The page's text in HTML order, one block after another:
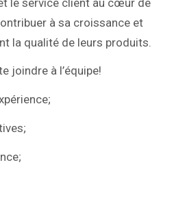
à sa croissance et
la qualité de leurs produits.
joindre à l’équipe!